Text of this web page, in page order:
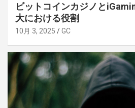
ビットコインカジノと
大における役割
10月 3, 2025 GC